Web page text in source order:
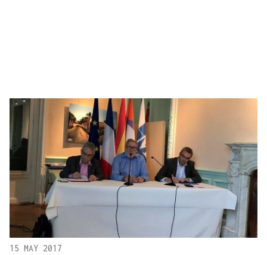
15 MAY 2017